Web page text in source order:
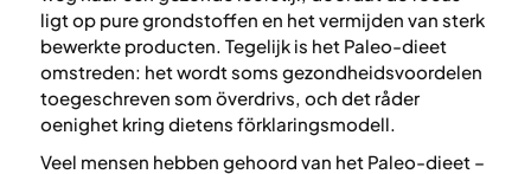
ligt op pure grondstoffen en het vermijden van sterk
bewerkte producten. Tegelijk is het Paleo-dieet
omstreden: het wordt soms gezondheidsvoordelen
toegeschreven som överdrivs, och det råder
oenighet kring dietens förklaringsmodell.
Veel mensen hebben gehoord van het Paleo-dieet –